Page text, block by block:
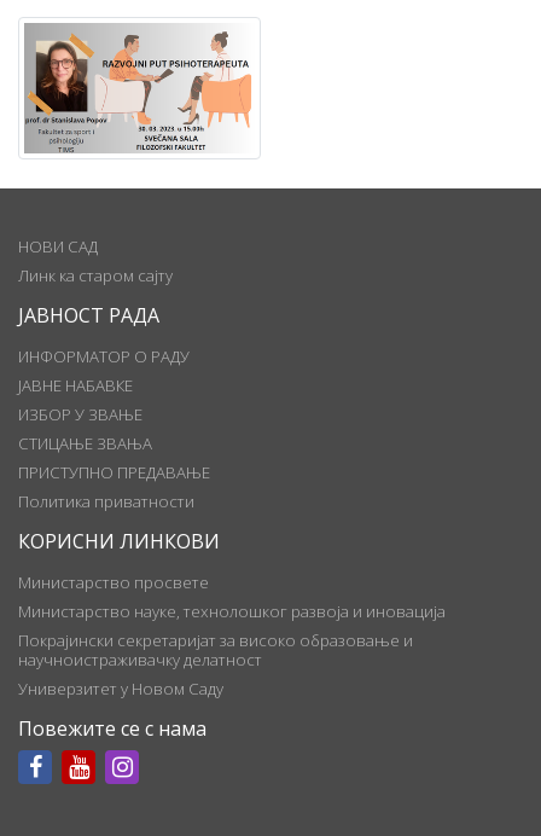
НОВИ САД
Линк ка старом сајту
ЈАВНОСТ РАДА
ИНФОРМАТОР О РАДУ
ЈАВНЕ НАБАВКЕ
ИЗБОР У ЗВАЊЕ
СТИЦАЊЕ ЗВАЊА
ПРИСТУПНО ПРЕДАВАЊЕ
Политика приватности
КОРИСНИ ЛИНКОВИ
Министарство просвете
Министарство науке, технолошког развоја и иновација
Покрајински секретаријат за високо образовање и
научноистраживачку делатност
Универзитет у Новом Саду
Повежите се с нама